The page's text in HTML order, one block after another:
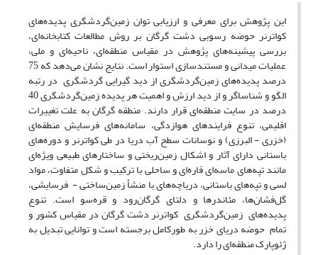
این پژوهش برای معرفی و ارزیابی توان زمین‌گردشگری پدیده‌های
کواترنر حوضه رسوبی دشت گرگان بر روش مطالعات کتابخانه‌ای،
بررسی پیشینه‌های پژوهش در مقیاس منطقه‌ای، ناحیه‌ای و ملی،
عملیات میدانی و مستندسازی استوار است. نتایج نشان می‌دهد که 75
درصد پدیده‌های زمین‌گردشگری از دید گیرایی گردشگری در رتبه
الگو و شناساگر و از دید ارزش و اهمیت هر پدیده زمین‌گردشگری 40
درصد در سایت منطقه‌ای قرار دارند. منطقه گرگان به علت تغییرات
اقلیمی، تنوع فرایندهای هوازدگی، سامانه‌های فرسایش منطقه‌ای
(خزری - البرزی) و نوسانات سطح آب دریا در طی کواترنر و دوره‌های
باستانی دارای آثار و اشکال زمین‌ریختی و ساختارهای طبیعی ویژه‌ای
مانند تپه‌های ماسه‌ای قاره‌ای و ساحلی با ترکیب و شکل متفاوت، مواد
لسی و تپه‌های باستانی، دریاچه‌های با منشأ زمین‌ساختی - فرسایشی،
گل‌فشان‌ها، مئاندرها و دلتای گرگان‌رود و قره‌سو است. تنوع
پدیده‌های زمین‌گردشگری کواترنر دشت گرگان در مقیاس کشور و
تمام حوضه دریای خزر به طورکامل برجسته است و توانایی تبدیل به
ژئوپارک منطقه‌ای را دارد.